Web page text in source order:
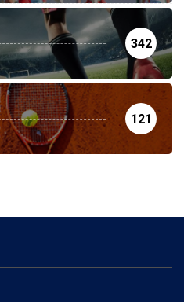
342
121